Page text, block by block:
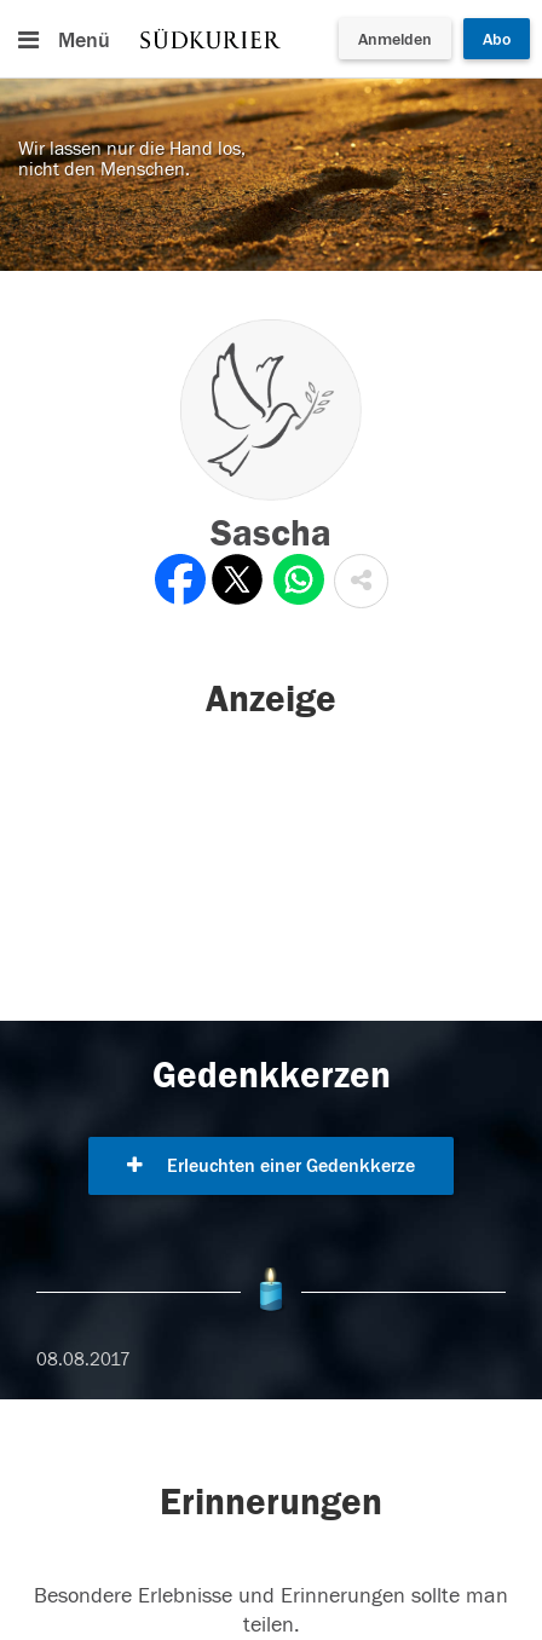
Menü Anmelden Abo
Wir lassen nur die Hand los,
nicht den Menschen.
Sascha
Anzeige
Gedenkkerzen
Erleuchten einer Gedenkkerze
08.08.2017
Erinnerungen
Besondere Erlebnisse und Erinnerungen sollte man
teilen.